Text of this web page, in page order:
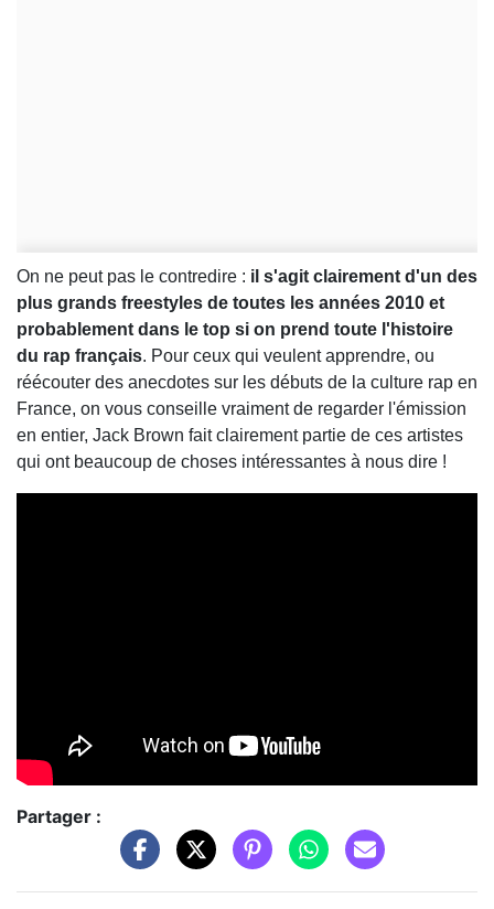
On ne peut pas le contredire : il s'agit clairement d'un des
plus grands freestyles de toutes les années 2010 et
probablement dans le top si on prend toute l'histoire
du rap français. Pour ceux qui veulent apprendre, ou
réécouter des anecdotes sur les débuts de la culture rap en
France, on vous conseille vraiment de regarder l'émission
en entier, Jack Brown fait clairement partie de ces artistes
qui ont beaucoup de choses intéressantes à nous dire !
Partager :